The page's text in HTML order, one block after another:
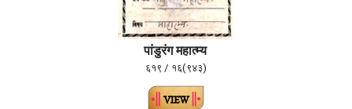
पांडुरंग महात्म्य
६१९ / १६(९४३)